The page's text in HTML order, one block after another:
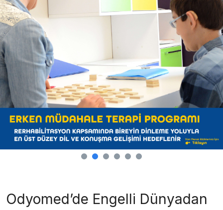
Odyomed’de Engelli Dünyadan